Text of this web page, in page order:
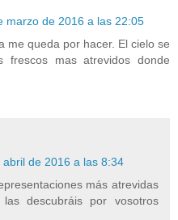
marzo de 2016 a las 22:05
me queda por hacer. El cielo se
mas atrevidos donde
abril de 2016 a las 8:34
más atrevidas
descubráis por vosotros